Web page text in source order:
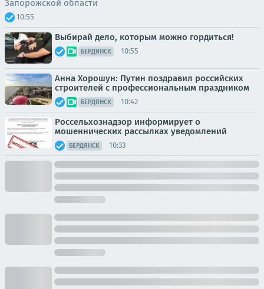
Запорожской области
10:55
Выбирай дело, которым можно гордиться!
БЕРДЯНСК 10:55
Анна Хорошун: Путин поздравил российских
строителей с профессиональным праздником
БЕРДЯНСК 10:42
Россельхознадзор информирует о
мошеннических рассылках уведомлений
БЕРДЯНСК 10:33